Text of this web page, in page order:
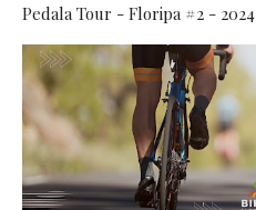
Pedala Tour - Floripa #2 - 2024